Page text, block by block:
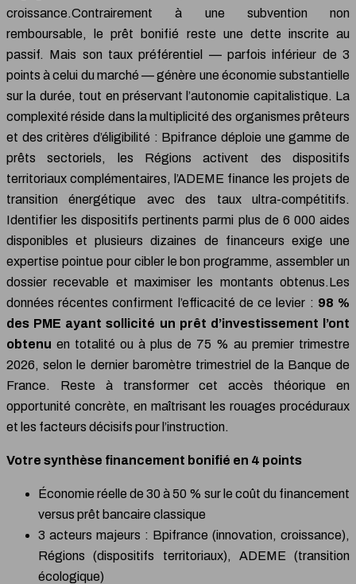
croissance.Contrairement à une subvention non
remboursable, le prêt bonifié reste une dette inscrite au
passif. Mais son taux préférentiel — parfois inférieur de 3
points à celui du marché — génère une économie substantielle
sur la durée, tout en préservant l’autonomie capitalistique. La
complexité réside dans la multiplicité des organismes prêteurs
et des critères d’éligibilité : Bpifrance déploie une gamme de
prêts sectoriels, les Régions activent des dispositifs
territoriaux complémentaires, l’ADEME finance les projets de
transition énergétique avec des taux ultra-compétitifs.
Identifier les dispositifs pertinents parmi plus de 6 000 aides
disponibles et plusieurs dizaines de financeurs exige une
expertise pointue pour cibler le bon programme, assembler un
dossier recevable et maximiser les montants obtenus.Les
données récentes confirment l’efficacité de ce levier : 98 %
des PME ayant sollicité un prêt d’investissement l’ont
obtenu en totalité ou à plus de 75 % au premier trimestre
2026, selon le dernier baromètre trimestriel de la Banque de
France. Reste à transformer cet accès théorique en
opportunité concrète, en maîtrisant les rouages procéduraux
et les facteurs décisifs pour l’instruction.
Votre synthèse financement bonifié en 4 points
Économie réelle de 30 à 50 % sur le coût du financement
versus prêt bancaire classique
3 acteurs majeurs : Bpifrance (innovation, croissance),
Régions (dispositifs territoriaux), ADEME (transition
écologique)